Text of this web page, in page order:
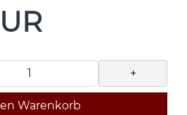
+
Warenkorb